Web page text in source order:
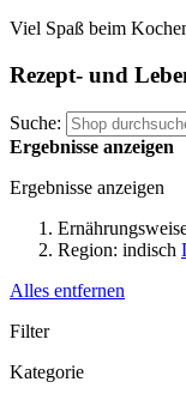
Viel Spaß beim
Rezept- und
Suche:
Ergebnisse anzeigen
Ergebnisse anzeigen
Region: indisch
Alles entfernen
Filter
Kategorie